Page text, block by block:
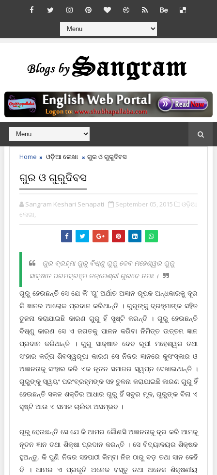
Home ଓଡ଼ିଆ ଲେଖା ଗୁର ଓ ଗୁରୁଦିବସ
ଗୁର ଓ ଗୁରୁଦିବସ
Sangram Keshari Senapati September 05, 2015
ଓଡ଼ିଆ
ଲେଖା,
ଗୁର ବ୍ରହ୍ମା ଗୁରୁ ବିଷ୍ଣୁ ଗୁରୁ ଦେବ ମହେଶ୍ୱର ଗୁରୁ
ସାକ୍ଷାତ ପରମ‌ବ୍ରହ୍ମ ତ‌ତ୍‌ମେଶ୍ରୀ ଗୁରବେ ନମଃ ।
ଗୁରୁ ହେଉଛନ୍ତି ସେ ଯେ କି’ ‘ଗୁ’ ଅର୍ଥାତ ଅଜ୍ଞାନ ରୂପକ ଅନ୍ଧକାରକୁ ଦୂର
କି ଜ୍ଞାନର ଆଲୋକ ପ୍ରଦାନ କରିଥାନ୍ତି । ଗୁରୁଙ୍କୁ ବ୍ରହ୍ମାଙ୍କ ସ‌ହିତ
ତୁଳନା କରାଯାଇଛି କାରଣ ଗୁରୁ ହିଁ ସୃଷ୍ଟି କରନ୍ତି । ଗୁରୁ ହେଉଛନ୍ତି
ବିଷ୍ଣୁ କାରଣ ସେ ଏ ଜଗତକୁ ପାଳନ କରିବା ନିମିତ୍ତ ଉତ୍ତମ ଜ୍ଞାନ
ପ୍ରଦାନ କରିଥାନ୍ତି । ଗୁରୁ ସାକ୍ଷାତ ଦେବ ରୂପୀ ମହେଶ୍ୱର ତ‌ଥା
ସଂହାର କର୍ତ୍ତା ଶିବସ୍ୱରୂପା କାରଣ ସେ ନିଜର ଜ୍ଞାନରେ କୁସଂସ୍କାର ଓ
ଅଜ୍ଞାନତାକୁ ସଂହାର କରି ଏକ ନୂତନ ସମାଜର ସ୍ୱପ୍ନ ଦେଖାଇଥାନ୍ତି ।
ଗୁରୁଙ୍କୁ ସ୍ୱୟଂ ପରଂବ୍ରହ୍ମଙ୍କ ସ‌ହ ତୁଳନା କରାଯାଇଛି କାରଣ ଗୁରୁ ହିଁ
ହେଉଛନ୍ତି ସକଳ ଶକ୍ତିର ଆଧାର ଗୁରୁ ହିଁ ସବୁର ମୂଳ, ଗୁରୁଙ୍କ ବିନା ଏ
ସୃଷ୍ଟି ଆଉ ଏ ସମାଜ ଚାଲିବା ଅସମ୍ଭବ ।
ଗୁରୁ ହେଉଛନ୍ତି ସେ ଯେ କି ଆମର କୌଣସି ଅଜ୍ଞାନତାକୁ ଦୂର କରି ଆମକୁ
ନୂତନ ଜ୍ଞାନ ତ‌ଥା ଶିକ୍ଷା ପ୍ରଦାନ କରନ୍ତି । ସେ ବିଦ୍ୟାଳୟର ଶିକ୍ଷକ
ହୁଅନ୍ତୁ, କି ପୁଣି ନିଜର ସ‌ହପାଠୀ କିମ୍ବା ନିଜ ଠାରୁ ବଡ଼ ତ‌ଥା ସାନ କେହି
ବି । ଆମର ଏ ପ୍ରକୃତି ଅନେକ ବସ୍ତୁ ତ‌ଥା ଅନେକ ଶିକ୍ଷଣୀୟ